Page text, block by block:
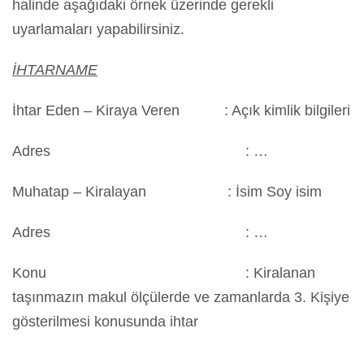
halinde aşağıdaki örnek üzerinde gerekli
uyarlamaları yapabilirsiniz.
İHTARNAME
İhtar Eden – Kiraya Veren : Açık kimlik bilgileri
Adres : …
Muhatap – Kiralayan : İsim Soy isim
Adres : …
Konu : Kiralanan
taşınmazın makul ölçülerde ve zamanlarda 3. Kişiye
gösterilmesi konusunda ihtar